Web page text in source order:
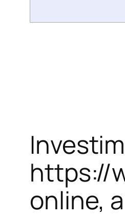
https://
online,